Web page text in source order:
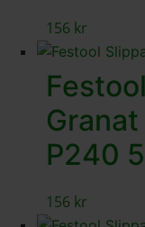
156 kr
P240
156 kr